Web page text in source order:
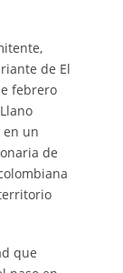
de El
febrero
en un
de
que